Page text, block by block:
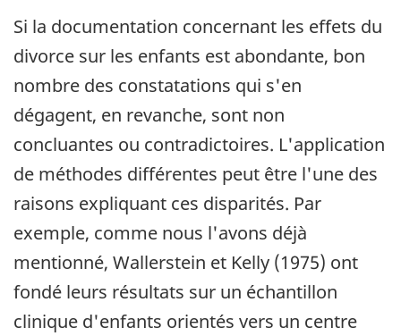
Si la documentation concernant les effets du
divorce sur les enfants est abondante, bon
nombre des constatations qui s'en
dégagent, en revanche, sont non
concluantes ou contradictoires. L'application
de méthodes différentes peut être l'une des
raisons expliquant ces disparités. Par
exemple, comme nous l'avons déjà
mentionné, Wallerstein et Kelly (1975) ont
fondé leurs résultats sur un échantillon
clinique d'enfants orientés vers un centre